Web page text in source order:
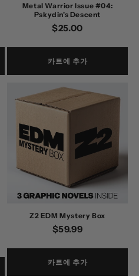
Metal Warrior Issue #04:
Pskydin's Descent
정
$25.00
카트에 추가
Z2 EDM Mystery Box
정
$59.99
카트에 추가